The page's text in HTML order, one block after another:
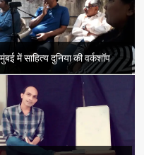
मुंबई में साहित्य दुनिया की वर्कशॉप